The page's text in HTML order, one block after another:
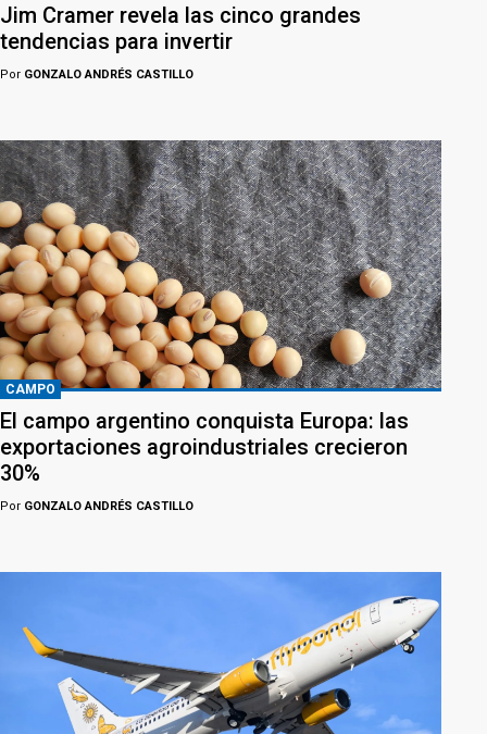
Jim Cramer revela las cinco grandes
tendencias para invertir
Por GONZALO ANDRÉS CASTILLO
CAMPO
El campo argentino conquista Europa: las
exportaciones agroindustriales crecieron
30%
Por GONZALO ANDRÉS CASTILLO